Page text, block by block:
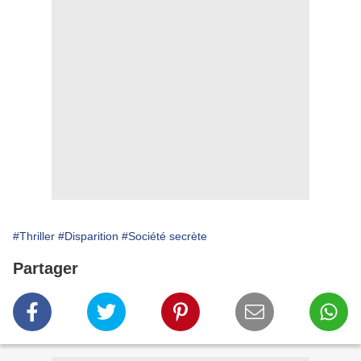
#Thriller #Disparition #Société secrète
Partager